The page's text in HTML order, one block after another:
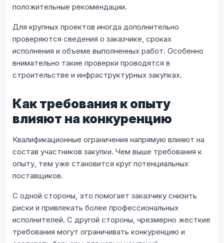
положительные рекомендации.
Для крупных проектов иногда дополнительно
проверяются сведения о заказчике, сроках
исполнения и объеме выполненных работ. Особенно
внимательно такие проверки проводятся в
строительстве и инфраструктурных закупках.
Как требования к опыту
влияют на конкуренцию
Квалификационные ограничения напрямую влияют на
состав участников закупки. Чем выше требования к
опыту, тем уже становится круг потенциальных
поставщиков.
С одной стороны, это помогает заказчику снизить
риски и привлекать более профессиональных
исполнителей. С другой стороны, чрезмерно жесткие
требования могут ограничивать конкуренцию и